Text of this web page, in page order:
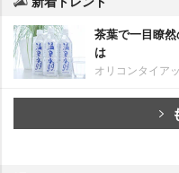
茶葉で一目瞭
は
オリコンタイア